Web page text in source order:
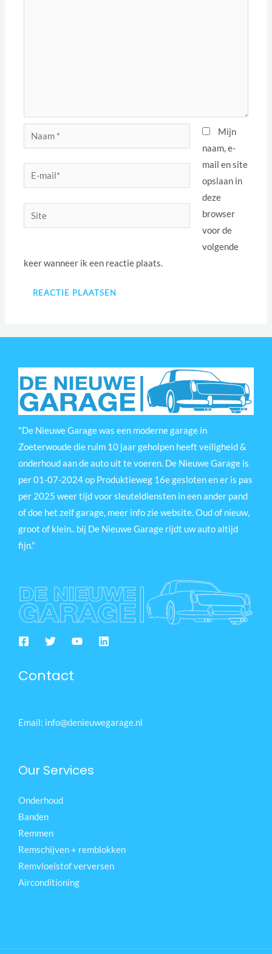
Naam
*
E-
mail*
Site
Mijn
naam, e-
mail en site
opslaan in
deze
browser
voor de
volgende
keer wanneer ik een reactie plaats.
"De Nieuwe Garage was een moderne garage in
Zoeterwoude die ruim 10 jaar geholpen heeft veiligheid &
onderhoud aan de auto uit te voeren. De Nieuwe Garage is
per 01-07-2024 op Produktieweg 16e gesloten en er is pas
per 2025 weer tijd voor sleuteldiensten in een ander pand
of doe het zelf garage, meer info zie website. Oud of nieuw,
groot of klein.. bij De Nieuwe Garage rijdt uw auto altijd
fijn."
Contact
Email: info@denieuwegarage.nl
Our Services
Onderhoud
Banden
Remmen
Remschijven + remblokken
Remvloeistof verversen
Airconditioning